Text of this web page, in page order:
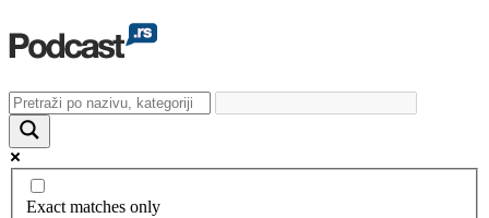
Exact matches only